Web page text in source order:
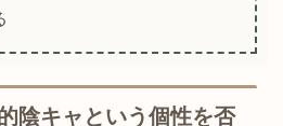
陰キャという個性を否